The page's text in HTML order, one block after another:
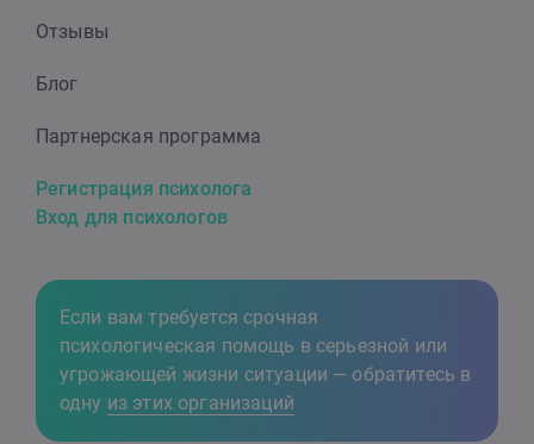
Отзывы
Блог
Партнерская программа
Регистрация психолога
Вход для психологов
Если вам требуется срочная
психологическая помощь в серьезной или
угрожающей жизни ситуации — обратитесь в
одну из этих организаций